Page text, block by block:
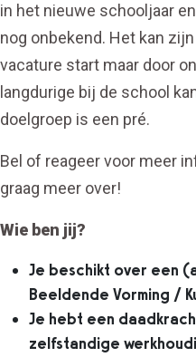
in het nieuwe schooljaar
nog onbekend. Het kan
vacature start maar door
langdurige bij de school
doelgroep is een pré.
Bel of reageer voor meer
graag meer over!
Wie ben jij?
Je beschikt over een
Beeldende Vorming /
Je hebt een
zelfstandige